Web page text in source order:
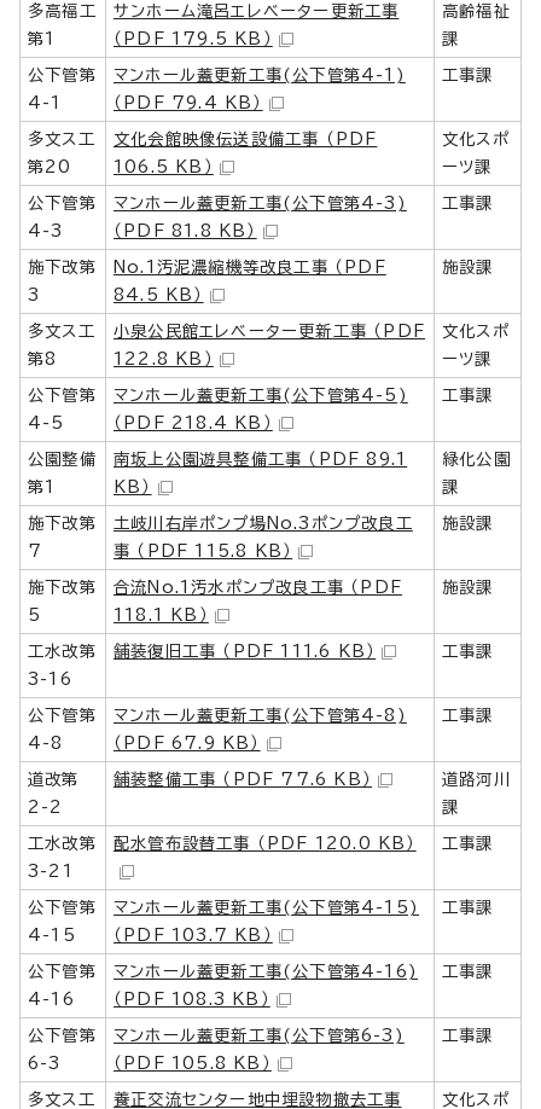
多高福工
第1
サンホーム滝呂エレベーター更新工事
（PDF 179.5 KB）
高齢福祉
課
公下管第
4-1
マンホール蓋更新工事(公下管第4-1)
（PDF 79.4 KB）
工事課
多文ス工
第20
文化会館映像伝送設備工事 （PDF
106.5 KB）
文化スポ
ーツ課
公下管第
4-3
マンホール蓋更新工事(公下管第4-3)
（PDF 81.8 KB）
工事課
施下改第
3
No.1汚泥濃縮機等改良工事 （PDF
84.5 KB）
施設課
多文ス工
第8
小泉公民館エレベーター更新工事 （PDF
122.8 KB）
文化スポ
ーツ課
公下管第
4-5
マンホール蓋更新工事(公下管第4-5)
（PDF 218.4 KB）
工事課
公園整備
第1
南坂上公園遊具整備工事 （PDF 89.1
KB）
緑化公園
課
施下改第
7
土岐川右岸ポンプ場No.3ポンプ改良工
事 （PDF 115.8 KB）
施設課
施下改第
5
合流No.1汚水ポンプ改良工事 （PDF
118.1 KB）
施設課
工水改第
3-16
舗装復旧工事 （PDF 111.6 KB） 工事課
公下管第
4-8
マンホール蓋更新工事(公下管第4-8)
（PDF 67.9 KB）
工事課
道改第
2-2
舗装整備工事 （PDF 77.6 KB）
道路河川
課
工水改第
3-21
配水管布設替工事 （PDF 120.0 KB） 工事課
公下管第
4-15
マンホール蓋更新工事(公下管第4-15)
（PDF 103.7 KB）
工事課
公下管第
4-16
マンホール蓋更新工事(公下管第4-16)
（PDF 108.3 KB）
工事課
公下管第
6-3
マンホール蓋更新工事(公下管第6-3)
（PDF 105.8 KB）
工事課
多文ス工
養正交流センター地中埋設物撤去工事
文化スポ